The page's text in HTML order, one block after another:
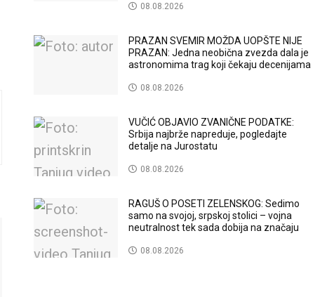
08.08.2026
PRAZAN SVEMIR MOŽDA UOPŠTE NIJE
PRAZAN: Jedna neobična zvezda dala je
astronomima trag koji čekaju decenijama
08.08.2026
VUČIĆ OBJAVIO ZVANIČNE PODATKE:
Srbija najbrže napreduje, pogledajte
detalje na Jurostatu
08.08.2026
RAGUŠ O POSETI ZELENSKOG: Sedimo
samo na svojoj, srpskoj stolici – vojna
neutralnost tek sada dobija na značaju
08.08.2026